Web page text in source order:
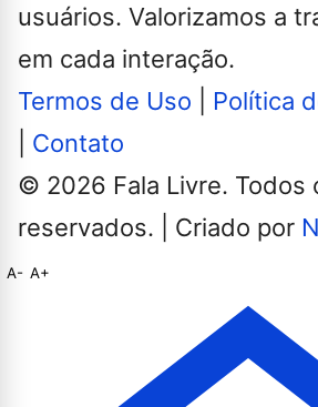
usuários. Valorizamos a
em cada interação.
Termos de Uso
Política
Contato
© 2026 Fala Livre. Todos
reservados. | Criado por
A- A+